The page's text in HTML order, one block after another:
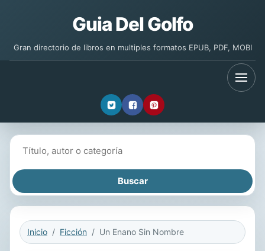
Guia Del Golfo
Gran directorio de libros en multiples formatos EPUB, PDF, MOBI
Inicio Ficción Un Enano Sin Nombre